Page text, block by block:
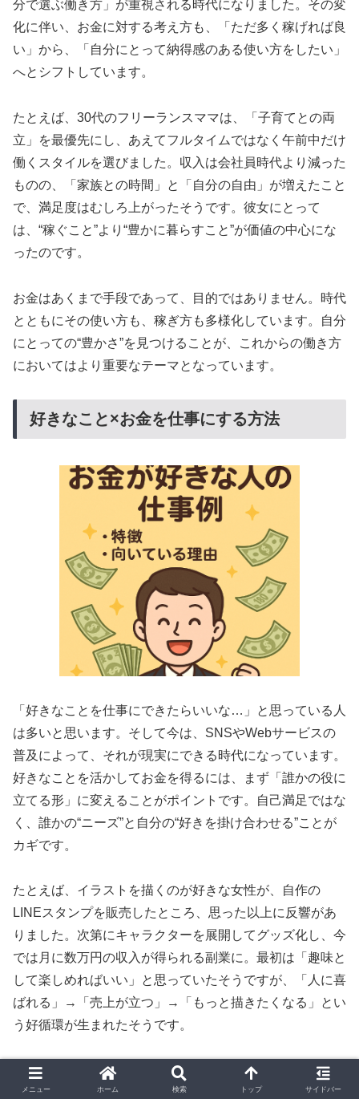
分で選ぶ働き方」が重視される時代になりました。その変
化に伴い、お金に対する考え方も、「ただ多く稼げれば良
い」から、「自分にとって納得感のある使い方をしたい」
へとシフトしています。
たとえば、30代のフリーランスママは、「子育てとの両
立」を最優先にし、あえてフルタイムではなく午前中だけ
働くスタイルを選びました。収入は会社員時代より減った
ものの、「家族との時間」と「自分の自由」が増えたこと
で、満足度はむしろ上がったそうです。彼女にとって
は、“稼ぐこと”より“豊かに暮らすこと”が価値の中心にな
ったのです。
お金はあくまで手段であって、目的ではありません。時代
とともにその使い方も、稼ぎ方も多様化しています。自分
にとっての“豊かさ”を見つけることが、これからの働き方
においてはより重要なテーマとなっています。
好きなこと×お金を仕事にする方法
「好きなことを仕事にできたらいいな…」と思っている人
は多いと思います。そして今は、SNSやWebサービスの
普及によって、それが現実にできる時代になっています。
好きなことを活かしてお金を得るには、まず「誰かの役に
立てる形」に変えることがポイントです。自己満足ではな
く、誰かの“ニーズ”と自分の“好きを掛け合わせる”ことが
カギです。
たとえば、イラストを描くのが好きな女性が、自作の
LINEスタンプを販売したところ、思った以上に反響があ
りました。次第にキャラクターを展開してグッズ化し、今
では月に数万円の収入が得られる副業に。最初は「趣味と
して楽しめればいい」と思っていたそうですが、「人に喜
ばれる」→「売上が立つ」→「もっと描きたくなる」とい
う好循環が生まれたそうです。
「好きなこと」×「お金」は、工夫と継続次第で立派なビ
ジネスになります。自分の得意や情熱を、遠慮せずに形に
メニュー ホーム 検索 トップ サイドバー